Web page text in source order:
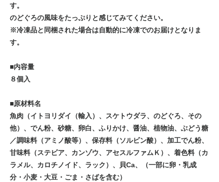
す。
のどぐろの風味をたっぷりと感じてみてください。
※冷凍品と同梱された場合は自動的に冷凍でのお届けとなりま
す。
■内容量
８個入
■原材料名
魚肉（イトヨリダイ（輸入）、スケトウダラ、のどぐろ、その
他）、でん粉、砂糖、卵白、ふりかけ、醤油、植物油、ぶどう糖
／調味料（アミノ酸等）、保存料（ソルビン酸）、加工でん粉、
甘味料（ステビア、カンゾウ、アセスルファムＫ）、着色料（カ
ラメル、カロチノイド、ラック）、貝Ca、（一部に卵・乳成
分・小麦・大豆・ごま・さばを含む）